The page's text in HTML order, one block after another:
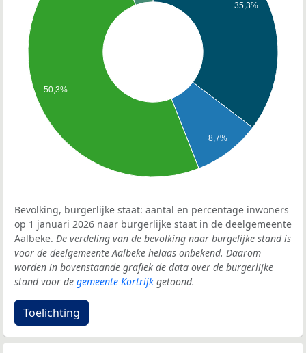
35,3%
8,7%
50,3%
Bevolking, burgerlijke staat: aantal en percentage inwoners
op 1 januari 2026 naar burgerlijke staat in de deelgemeente
Aalbeke. De verdeling van de bevolking naar burgelijke stand is
voor de deelgemeente Aalbeke helaas onbekend. Daarom
worden in bovenstaande grafiek de data over de burgerlijke
stand voor de gemeente Kortrijk getoond.
Toelichting